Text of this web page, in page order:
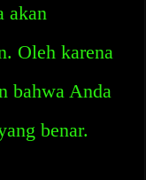
akan
Oleh karena
bahwa Anda
benar.